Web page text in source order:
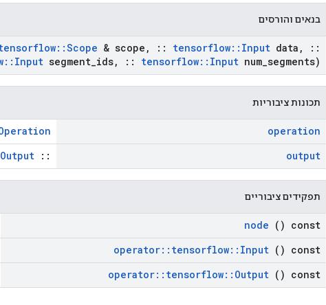
בנאים והורסים
::Scope & scope , :: tensorflow:: Input data ,
::
:: Input segment ids, :: tensorflow:: Input num segments)
תכונות ציבוריות
operation
output
::
תפקידים ציבוריים
node () const
operator:: tensorflow:: Input () const
operator:: tensorflow:: Output () const